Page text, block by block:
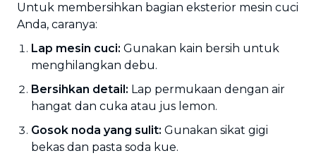
Untuk membersihkan bagian eksterior mesin cuci
Anda, caranya:
Lap mesin cuci: Gunakan kain bersih untuk
menghilangkan debu.
Bersihkan detail: Lap permukaan dengan air
hangat dan cuka atau jus lemon.
Gosok noda yang sulit: Gunakan sikat gigi
bekas dan pasta soda kue.